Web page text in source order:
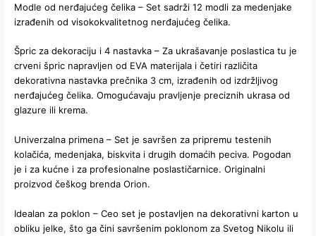
Modle od nerđajućeg čelika – Set sadrži 12 modli za medenjake
izrađenih od visokokvalitetnog nerđajućeg čelika.
Špric za dekoraciju i 4 nastavka – Za ukrašavanje poslastica tu je
crveni špric napravljen od EVA materijala i četiri različita
dekorativna nastavka prečnika 3 cm, izrađenih od izdržljivog
nerđajućeg čelika. Omogućavaju pravljenje preciznih ukrasa od
glazure ili krema.
Univerzalna primena – Set je savršen za pripremu testenih
kolačića, medenjaka, biskvita i drugih domaćih peciva. Pogodan
je i za kućne i za profesionalne poslastičarnice. Originalni
proizvod češkog brenda Orion.
Idealan za poklon – Ceo set je postavljen na dekorativni karton u
obliku jelke, što ga čini savršenim poklonom za Svetog Nikolu ili